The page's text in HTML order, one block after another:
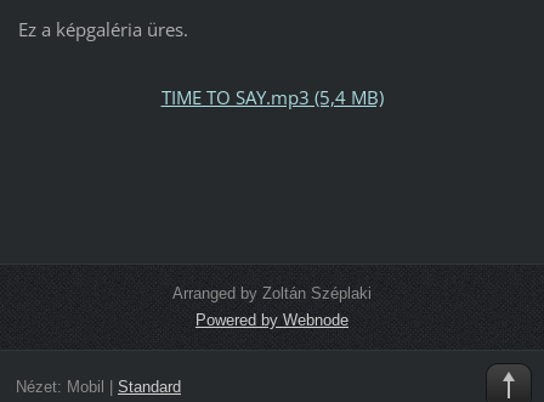
Ez a képgaléria üres.
TIME TO SAY.mp3 (5,4 MB)
Arranged by Zoltán Széplaki
Powered by Webnode
Nézet: Mobil Standard